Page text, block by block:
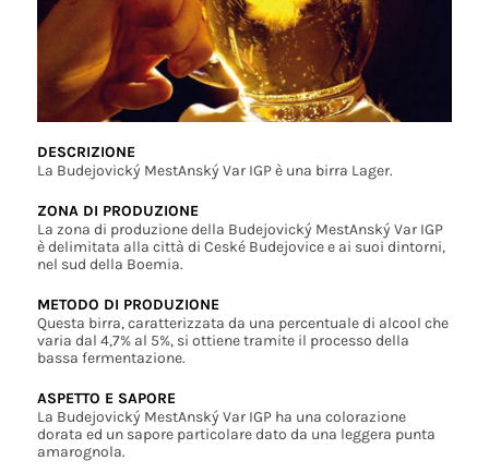
DESCRIZIONE
La Budejovický MestAnský Var IGP è una birra Lager.
ZONA DI PRODUZIONE
La zona di produzione della Budejovický MestAnský Var IGP
è delimitata alla città di Ceské Budejovice e ai suoi dintorni,
nel sud della Boemia.
METODO DI PRODUZIONE
Questa birra, caratterizzata da una percentuale di alcool che
varia dal 4,7% al 5%, si ottiene tramite il processo della
bassa fermentazione.
ASPETTO E SAPORE
La Budejovický MestAnský Var IGP ha una colorazione
dorata ed un sapore particolare dato da una leggera punta
amarognola.